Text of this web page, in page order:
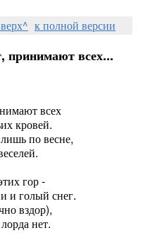
к полной версии
принимают всех...
всех
кровей.
по весне,
гор -
и голый снег.
вздор),
нет.